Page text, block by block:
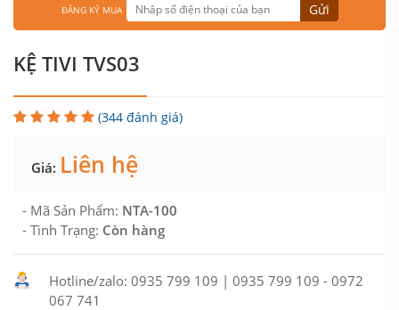
ĐĂNG KÝ MUA Gửi
KỆ TIVI TVS03
(344 đánh giá)
Giá: Liên hệ
- Mã Sản Phẩm: NTA-100
- Tình Trạng: Còn hàng
Hotline/zalo: 0935 799 109 | 0935 799 109 - 0972
067 741